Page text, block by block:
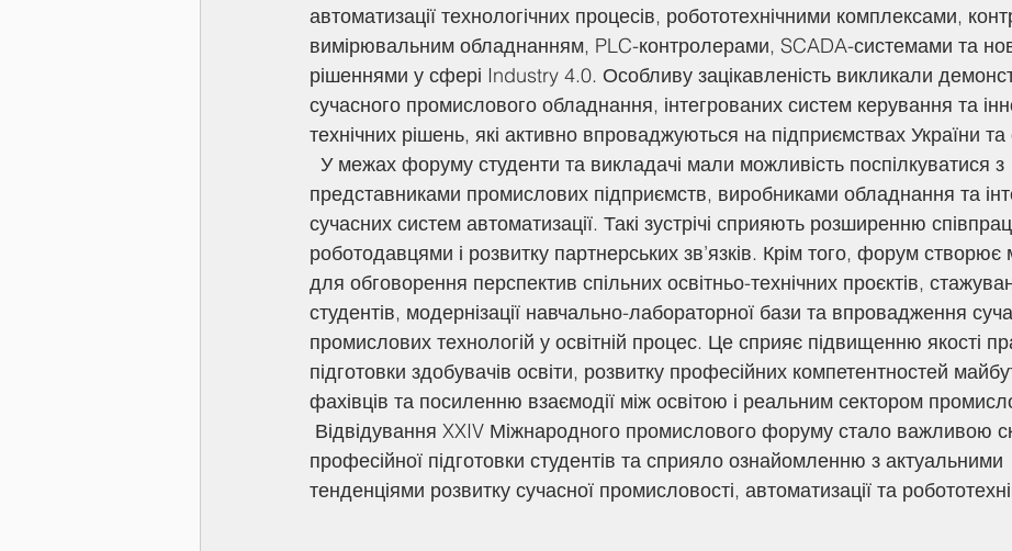
автоматизації технологічних процесів, робототехнічними комплексами,
вимірювальним обладнанням, PLC-контролерами, SCADA-системами та
рішеннями у сфері Industry 4.0. Особливу зацікавленість викликали
сучасного промислового обладнання, інтегрованих систем керування та
технічних рішень, які активно впроваджуються на підприємствах України та
представниками промислових підприємств, виробниками обладнання та
сучасних систем автоматизації. Такі зустрічі сприяють розширенню
роботодавцями і розвитку партнерських зв’язків. Крім того, форум створює
для обговорення перспектив спільних освітньо-технічних проєктів,
студентів, модернізації навчально-лабораторної бази та впровадження
промислових технологій у освітній процес. Це сприяє підвищенню якості
підготовки здобувачів освіти, розвитку професійних компетентностей
фахівців та посиленню взаємодії між освітою і реальним сектором
професійної підготовки студентів та сприяло ознайомленню з актуальними
тенденціями розвитку сучасної промисловості, автоматизації та